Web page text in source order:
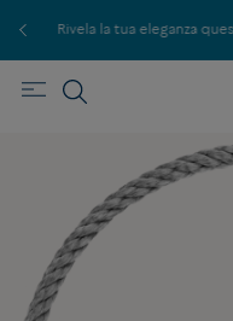
Rivela la tua eleganza